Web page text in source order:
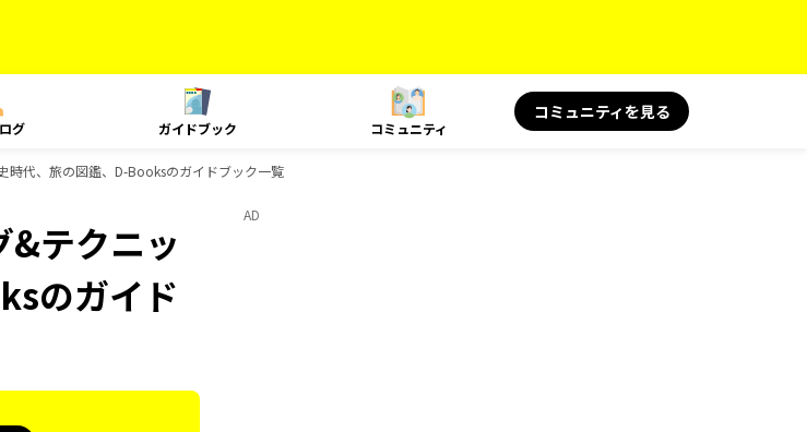
グ ガイドブック コミュニティ
コミュニティを見る
代、旅の図鑑、D-Booksのガイドブック一覧
テクニッ
のガイド
AD